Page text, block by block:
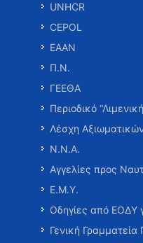
UNHCR
CEPOL
ΕΑΑΝ
Π.Ν.
ΓΕΕΘΑ
Περιοδικό
Λέσχη
Ν.Ν.Α.
Αγγελίες προς
Ε.Μ.Υ.
Οδηγίες από ΕΟΔΥ
Γενική Γραμματεία